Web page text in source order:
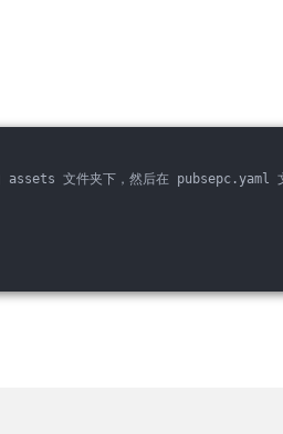
文件夹下，然后在 pubsepc.yaml 文